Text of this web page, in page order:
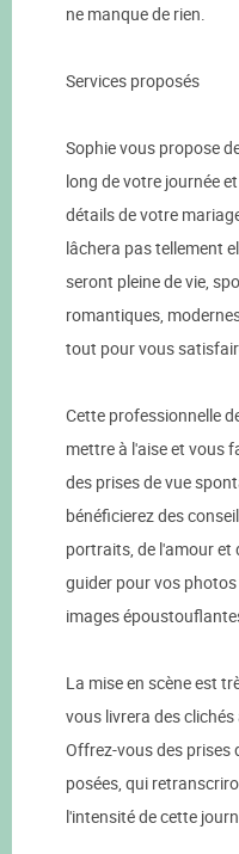
ne manque de rien.
Services proposés
Sophie vous propose
long de votre journée
détails de votre
lâchera pas tellement
seront pleine de vie,
romantiques,
tout pour vous
Cette professionnelle
mettre à l'aise et vous
des prises de vue
bénéficierez des
portraits, de l'amour et
guider pour vos
images
La mise en scène est
vous livrera des
Offrez-vous des prises
posées, qui
l'intensité de cette